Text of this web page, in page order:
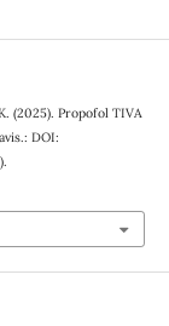
(2025). Propofol TIVA
DOI: